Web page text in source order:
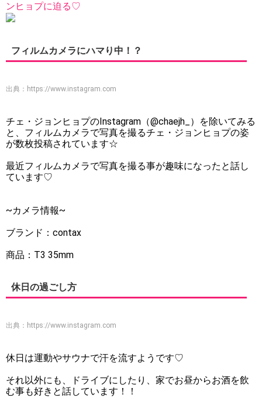
ンヒョプに迫る♡
フィルムカメラにハマり中！？
出典： https://www.instagram.com
チェ・ジョンヒョプのInstagram（@chaejh_）を除いてみる
と、フィルムカメラで写真を撮るチェ・ジョンヒョプの姿
が数枚投稿されています☆
最近フィルムカメラで写真を撮る事が趣味になったと話し
ています♡
~カメラ情報~
ブランド：contax
商品：T3 35mm
休日の過ごし方
出典： https://www.instagram.com
休日は運動やサウナで汗を流すようです♡
それ以外にも、ドライブにしたり、家でお昼からお酒を飲
む事も好きと話しています！！